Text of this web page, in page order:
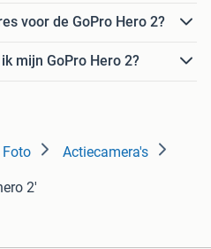
voor de GoPro Hero 2?
mijn GoPro Hero 2?
Foto Actiecamera's
2'